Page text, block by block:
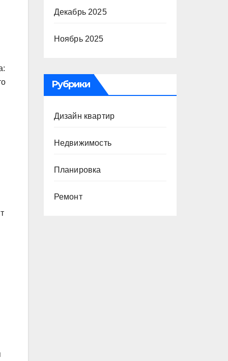
Декабрь 2025
Ноябрь 2025
Рубрики
Дизайн квартир
Недвижимость
Планировка
Ремонт